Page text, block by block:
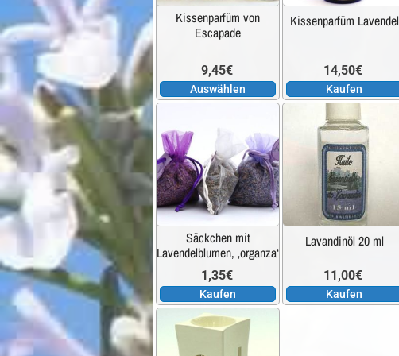
Kissenparfüm von
Escapade
9,45€
Auswählen
Die
auf
der
Produktseite
gewählt
werden
Kissenparfüm Lavendel
14,50€
Kaufen
Säckchen mit
Lavendelblumen, ‚organza‘
1,35€
Kaufen
Lavandinöl 20 ml
11,00€
Kaufen